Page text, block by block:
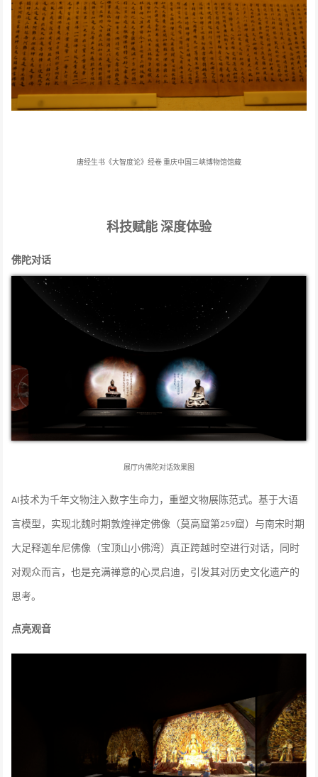
唐经生书《大智度论》经卷重庆中国三峡博物馆馆藏
科技赋能 深度体验
佛陀对话
展厅内佛陀对话效果图
AI技术为千年文物注入数字生命力，重塑文物展陈范式。基于大语
言模型，实现北魏时期敦煌禅定佛像（莫高窟第259窟）与南宋时期
大足释迦牟尼佛像（宝顶山小佛湾）真正跨越时空进行对话，同时
对观众而言，也是充满禅意的心灵启迪，引发其对历史文化遗产的
思考。
点亮观音